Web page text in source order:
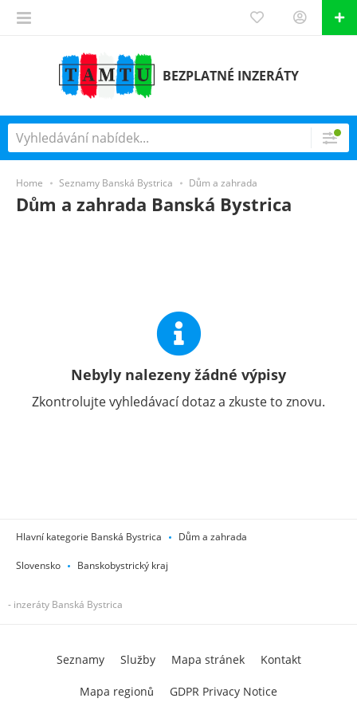
BEZPLATNÉ INZERÁTY
Home Seznamy Banská Bystrica Dům a zahrada
Dům a zahrada Banská Bystrica
Nebyly nalezeny žádné výpisy
Zkontrolujte vyhledávací dotaz a zkuste to znovu.
Hlavní kategorie Banská Bystrica Dům a zahrada
Slovensko Banskobystrický kraj
- inzeráty Banská Bystrica
Seznamy Služby Mapa stránek Kontakt
Mapa regionů GDPR Privacy Notice